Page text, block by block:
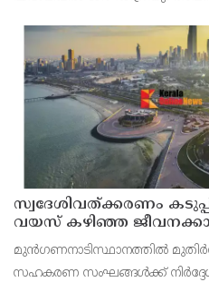
വന്‍ തോതില്‍ ചൂട്
സ്വദേശിവത്ക്കരണം
വയസ് കഴിഞ്ഞ
തീരുമാനം
മുന്‍ഗണനാടിസ്ഥാനത്തില്‍
സഹകരണ സംഘങ്ങള്‍ക്ക്